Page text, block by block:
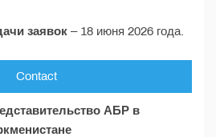
заявок – 18 июня 2026 года.
Contact
АБР в